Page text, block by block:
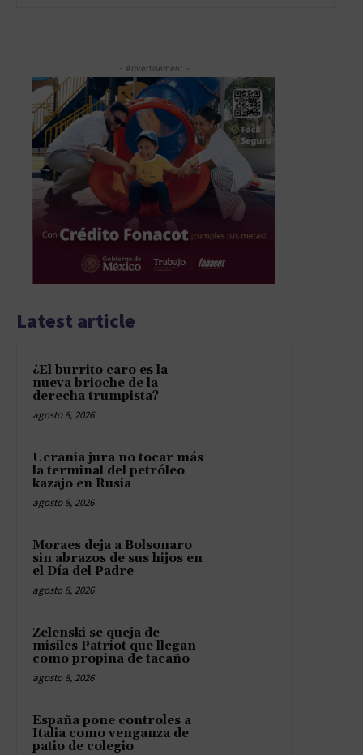
- Advertisement -
Latest article
¿El burrito caro es la
nueva brioche de la
derecha trumpista?
agosto 8, 2026
Ucrania jura no tocar más
la terminal del petróleo
kazajo en Rusia
agosto 8, 2026
Moraes deja a Bolsonaro
sin abrazos de sus hijos en
el Día del Padre
agosto 8, 2026
Zelenski se queja de
misiles Patriot que llegan
como propina de tacaño
agosto 8, 2026
España pone controles a
Italia como venganza de
patio de colegio